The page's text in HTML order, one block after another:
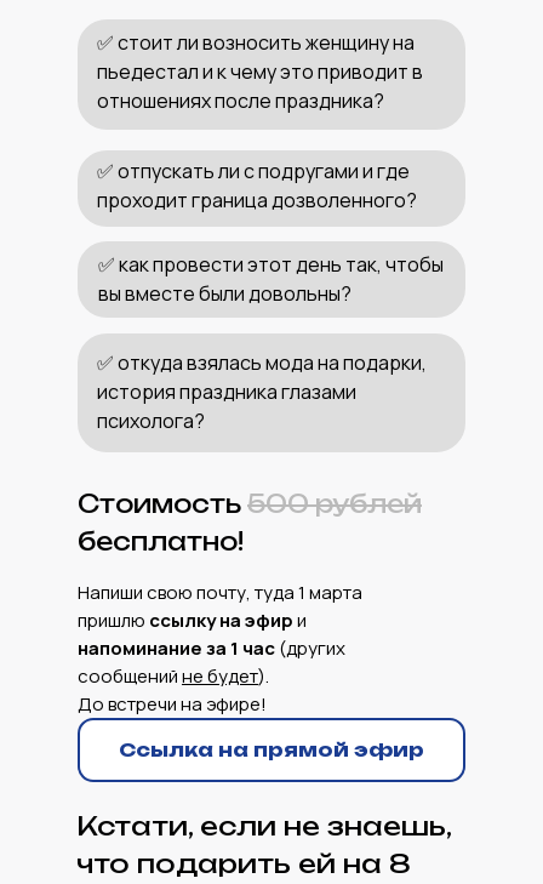
✅ отпускать ли с подругами и где
проходит граница дозволенного?
✅ как провести этот день так, чтобы
вы вместе были довольны?
✅ откуда взялась мода на подарки,
история праздника глазами
психолога?
✅ стоит ли возносить женщину на
пьедестал и к чему это приводит в
отношениях после праздника?
Напиши свою почту, туда 1 марта
пришлю ссылку на эфири
напоминание за 1 час(других
сообщенийне будет).
До встречи на эфире!
Стоимость 500 рублей
бесплатно!
Ссылка на прямой эфир
Кстати, если не знаешь,
что подарить ей на 8